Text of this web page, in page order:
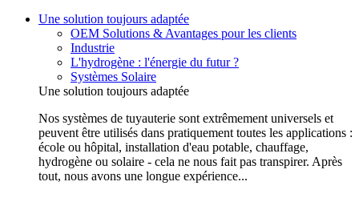
Une solution toujours adaptée
OEM Solutions & Avantages pour les clients
Industrie
L'hydrogène : l'énergie du futur ?
Systèmes Solaire
Une solution toujours adaptée
Nos systèmes de tuyauterie sont extrêmement universels et
peuvent être utilisés dans pratiquement toutes les applications :
école ou hôpital, installation d'eau potable, chauffage,
hydrogène ou solaire - cela ne nous fait pas transpirer. Après
tout, nous avons une longue expérience...